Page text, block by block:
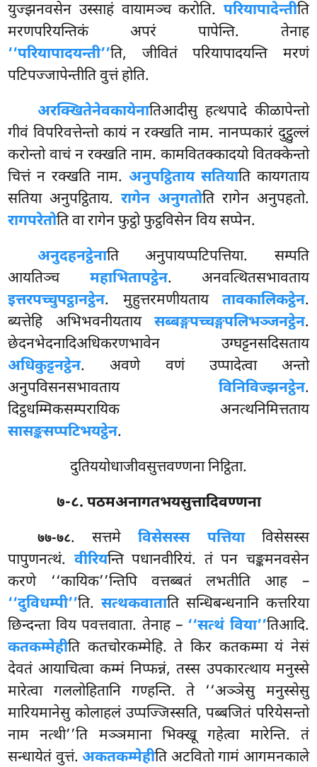
युज्झनवसेन उस्साहं वायामञ्च करोति. परियापादेन्तीति
मरणपरियन्तिकं अपरं पापेन्ति. तेनाह
‘‘परियापादयन्ती’’ति, जीवितं परियापादयन्ति मरणं
पटिपज्जापेन्तीति वुत्तं होति.
अरक्खितेनेवकायेनातिआदीसु हत्थपादे कीळापेन्तो
गीवं विपरिवत्तेन्तो कायं न रक्खति नाम. नानप्पकारं दुट्ठुल्लं
करोन्तो वाचं न रक्खति नाम. कामवितक्कादयो वितक्केन्तो
चित्तं न रक्खति नाम. अनुपट्ठिताय सतियाति कायगताय
सतिया अनुपट्ठिताय.रागेन अनुगतोति रागेन अनुपहतो.
रागपरेतोति वा रागेन फुट्ठो फुट्ठविसेन विय सप्पेन.
अनुदहनट्ठेनाति अनुपायप्पटिपत्तिया. सम्पति
आयतिञ्च महाभितापट्ठेन. अनवत्थितसभावताय
इत्तरपच्चुपट्ठानट्ठेन. मुहुत्तरमणीयताय तावकालिकट्ठेन.
ब्यत्तेहि अभिभवनीयताय सब्बङ्गपच्चङ्गपलिभञ्जनट्ठेन.
छेदनभेदनादिअधिकरणभावेन उग्घट्टनसदिसताय
अधिकुट्टनट्ठेन. अवणे वणं उप्पादेत्वा अन्तो
अनुपविसनसभावताय विनिविज्झनट्ठेन.
दिट्ठधम्मिकसम्परायिक अनत्थनिमित्तताय
सासङ्कसप्पटिभयट्ठेन.
दुतिययोधाजीवसुत्तवण्णना निट्ठिता.
७-८. पठमअनागतभयसुत्तादिवण्णना
७७-७८. सत्तमेविसेसस्स पत्तियाविसेसस्स
पापुणनत्थं. वीरियन्ति पधानवीरियं. तं पन चङ्कमनवसेन
करणे ‘‘कायिक’’न्तिपि वत्तब्बतं लभतीति आह –
‘‘दुविधम्पी’’ति.सत्थकवाताति सन्धिबन्धनानि कत्तरिया
छिन्दन्ता विय पवत्तवाता. तेनाह – ‘‘सत्थं विया’’तिआदि.
कतकम्मेहीति कतचोरकम्मेहि. ते किर कतकम्मा यं नेसं
देवतं आयाचित्वा कम्मं निप्फन्नं, तस्स उपकारत्थाय मनुस्से
मारेत्वा गललोहितानि गण्हन्ति. ते ‘‘अञ्ञेसु मनुस्सेसु
मारियमानेसु कोलाहलं उप्पज्जिस्सति, पब्बजितं परियेसन्तो
नाम नत्थी’’ति मञ्ञमाना भिक्खू गहेत्वा मारेन्ति. तं
सन्धायेतं वुत्तं.अकतकम्मेहीति अटवितो गामं आगमनकाले